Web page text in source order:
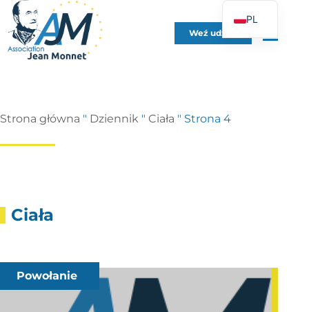
Weź udział
Strona główna " Dziennik " Ciała " Strona 4
Ciała
Powołanie
PL
FR